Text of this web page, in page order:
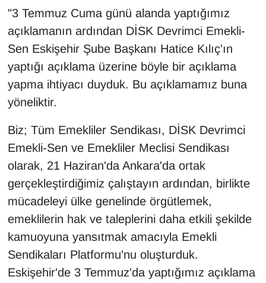
"3 Temmuz Cuma günü alanda yaptığımız
açıklamanın ardından DİSK Devrimci Emekli-
Sen Eskişehir Şube Başkanı Hatice Kılıç'ın
yaptığı açıklama üzerine böyle bir açıklama
yapma ihtiyacı duyduk. Bu açıklamamız buna
yöneliktir.
Biz; Tüm Emekliler Sendikası, DİSK Devrimci
Emekli-Sen ve Emekliler Meclisi Sendikası
olarak, 21 Haziran'da Ankara'da ortak
gerçekleştirdiğimiz çalıştayın ardından, birlikte
mücadeleyi ülke genelinde örgütlemek,
emeklilerin hak ve taleplerini daha etkili şekilde
kamuoyuna yansıtmak amacıyla Emekli
Sendikaları Platformu'nu oluşturduk.
Eskişehir'de 3 Temmuz'da yaptığımız açıklama